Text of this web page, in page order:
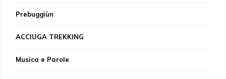
Prebuggiùn
ACCIUGA TREKKING
Musica e Parole